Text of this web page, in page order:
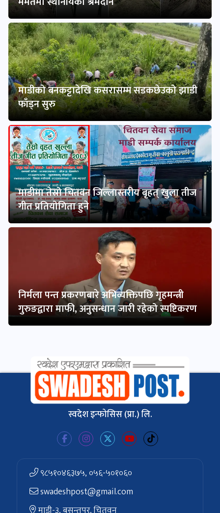
माडीको बनकट्टादेखि कसरासम्म सडकछेउको झाडी
फाँड्न सुरु
माडीमा तेस्रो चितवन जिल्लास्तरीय बृहत् खुला तीज
गीत प्रतियोगिता हुने
निर्मला पन्त प्रकरणबारे अभिव्यक्तिपछि गृहमन्त्री
गुरुङद्वारा माफी, अनुसन्धान जारी रहेको स्पष्टिकरण
स्वदेश इन्फोसिस (प्रा.) लि.
९८५१०४६३७५, ०५६-५०१०६०
swadeshpost@gmail.com